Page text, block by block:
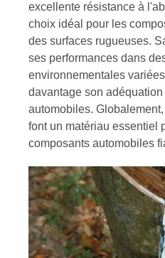
excellente résistance à
choix idéal pour les
des surfaces rugueuses.
ses performances dans
environnementales
davantage son
automobiles.
font un matériau essentiel
composants automobiles